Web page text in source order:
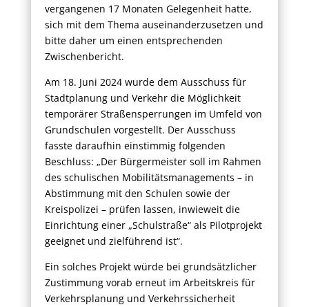
vergangenen 17 Monaten Gelegenheit hatte,
sich mit dem Thema auseinanderzusetzen und
bitte daher um einen entsprechenden
Zwischenbericht.
Am 18. Juni 2024 wurde dem Ausschuss für
Stadtplanung und Verkehr die Möglichkeit
temporärer Straßensperrungen im Umfeld von
Grundschulen vorgestellt. Der Ausschuss
fasste daraufhin einstimmig folgenden
Beschluss: „Der Bürgermeister soll im Rahmen
des schulischen Mobilitätsmanagements – in
Abstimmung mit den Schulen sowie der
Kreispolizei – prüfen lassen, inwieweit die
Einrichtung einer „Schulstraße“ als Pilotprojekt
geeignet und zielführend ist“.
Ein solches Projekt würde bei grundsätzlicher
Zustimmung vorab erneut im Arbeitskreis für
Verkehrsplanung und Verkehrssicherheit